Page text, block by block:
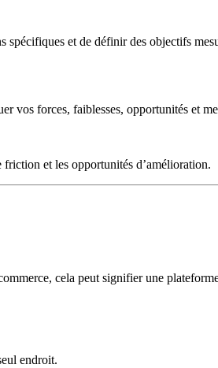
et de définir des objectifs
vos forces, faiblesses, opportunités et
et les opportunités d’amélioration.
cela peut signifier une
endroit.